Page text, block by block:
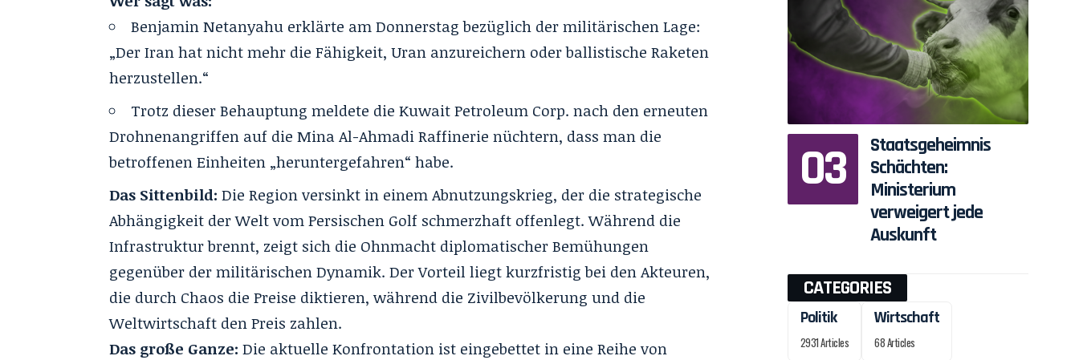
Benjamin Netanyahu erklärte am Donnerstag bezüglich der militärischen Lage:
„Der Iran hat nicht mehr die Fähigkeit, Uran anzureichern oder ballistische Raketen
herzustellen.“
Trotz dieser Behauptung meldete die Kuwait Petroleum Corp. nach den erneuten
Drohnenangriffen auf die Mina Al-Ahmadi Raffinerie nüchtern, dass man die
betroffenen Einheiten „heruntergefahren“ habe.
Das Sittenbild: Die Region versinkt in einem Abnutzungskrieg, der die strategische
Abhängigkeit der Welt vom Persischen Golf schmerzhaft offenlegt. Während die
Infrastruktur brennt, zeigt sich die Ohnmacht diplomatischer Bemühungen
gegenüber der militärischen Dynamik. Der Vorteil liegt kurzfristig bei den Akteuren,
die durch Chaos die Preise diktieren, während die Zivilbevölkerung und die
Weltwirtschaft den Preis zahlen.
Das große Ganze: Die aktuelle Konfrontation ist eingebettet in eine Reihe von
Staatsgeheimnis
Schächten:
Ministerium
verweigert jede
Auskunft
CATEGORIES
Politik
2931 Articles
Wirtschaft
68 Articles